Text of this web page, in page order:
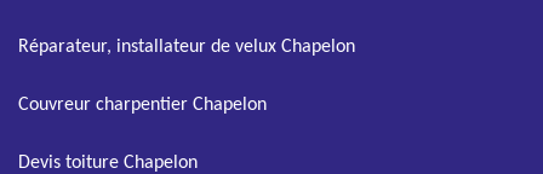
Réparateur, installateur de velux Chapelon
Couvreur charpentier Chapelon
Devis toiture Chapelon